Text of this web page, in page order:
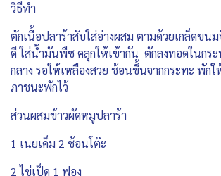
วิธีทำ
ตักเนื้อปลาร้าสับใส่อ่างผสม ตามด้วยเกล็ดขนม
ดี ใส่น้ำมันพืช คลุกให้เข้ากัน ตักลงทอดในกร
กลาง รอให้เหลืองสวย ช้อนขึ้นจากกระทะ พัก
ภาชนะพักไว้
ส่วนผสมข้าวผัดหมูปลาร้า
1 เนยเค็ม 2 ช้อนโต๊ะ
2 ไข่เป็ด 1 ฟอง